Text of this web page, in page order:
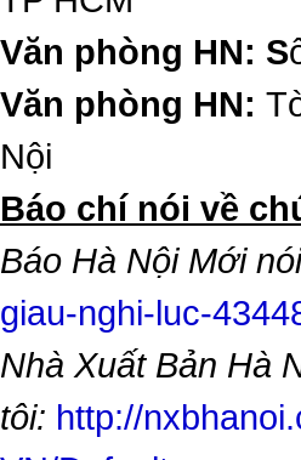
Văn phòng HN: S
Văn phòng HN:
Nội
​Báo chí nói về
Báo Hà Nội Mới
giau-nghi-luc-
Nhà Xuất Bản Hà
tôi: http://